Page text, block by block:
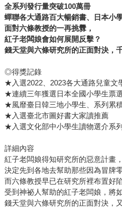
全系列發行量突破100萬冊
蟬聯各大通路百大暢銷書、日本小
面對六條教授的一再挑釁，
紅子老闆娘會如何展開反擊？
錢天堂與六條研究所的正面對決，
◎得獎記錄
★入選2022、2023各大通路兒童文
★連續三年獲選日本全國小學生票
★風靡臺日韓三地小學生、系列累
★入選臺北市圖好書大家讀推薦
★入選文化部中小學生讀物選介系
詳細內容
紅子老闆娘得知研究所的惡意計畫，
決定先到各地去幫助那些因為冒牌
而六條教授早已在研究所裡布置好
受到神祕人幫助的紅子老闆娘，將
錢天堂與六條研究所的正面對決，